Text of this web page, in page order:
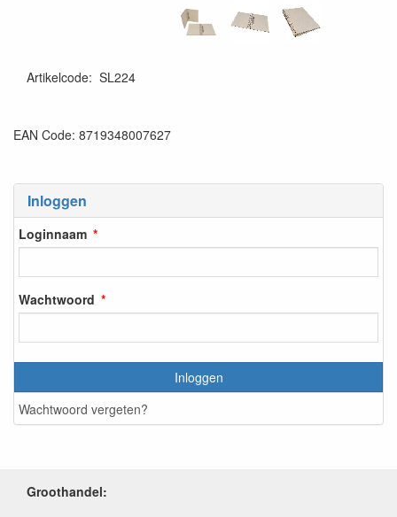
Inloggen
Loginnaam
Wachtwoord
Inloggen
Wachtwoord vergeten?
Artikelcode: SL224
EAN Code: 8719348007627
Groothandel: